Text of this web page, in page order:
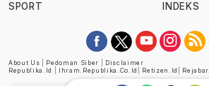
SPORT
INDEKS
About Us Pedoman Siber
Disclaimer
Republika.id
Ihram.republika.co.id Retizen.id